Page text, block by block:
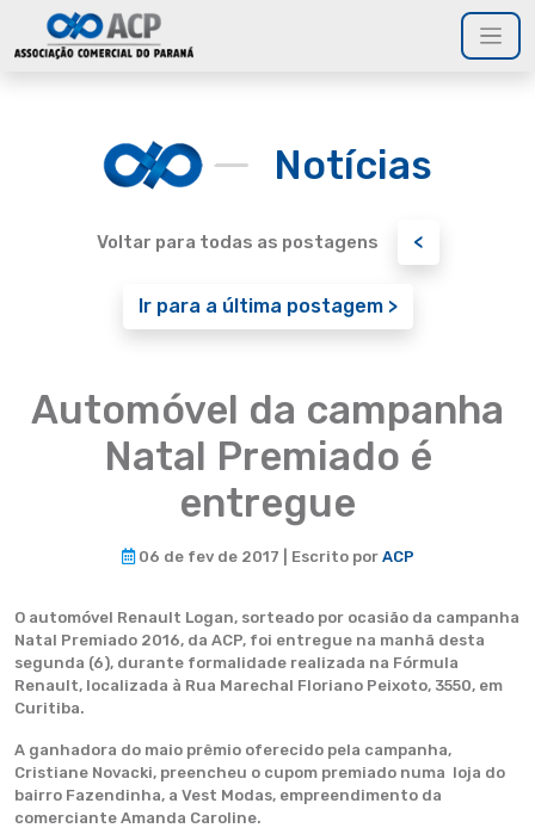
Notícias
Voltar para todas as postagens <
Ir para a última postagem >
Automóvel da campanha
Natal Premiado é
entregue
06 de fev de 2017 | Escrito por ACP
O automóvel Renault Logan, sorteado por ocasião da campanha
Natal Premiado 2016, da ACP, foi entregue na manhã desta
segunda (6), durante formalidade realizada na Fórmula
Renault, localizada à Rua Marechal Floriano Peixoto, 3550, em
Curitiba.
A ganhadora do maio prêmio oferecido pela campanha,
Cristiane Novacki, preencheu o cupom premiado numa loja do
bairro Fazendinha, a Vest Modas, empreendimento da
comerciante Amanda Caroline.